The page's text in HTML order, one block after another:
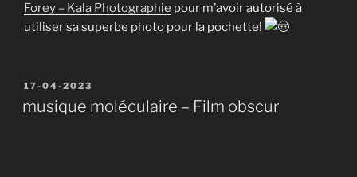
Forey – Kala Photographie pour m’avoir autorisé à
utiliser sa superbe photo pour la pochette!
Publié
17-04-2023
musique moléculaire – Film obscur